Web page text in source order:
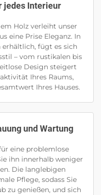
jedes Interieur
Holz verleiht unser
eine Prise Eleganz. In
erhältlich, fügt es sich
– vom rustikalen bis
Design steigert
Ihres Raums,
Ihres Hauses.
und Wartung
eine problemlose
ihn innerhalb weniger
Die langlebigen
Pflege, sodass Sie
zu genießen, und sich